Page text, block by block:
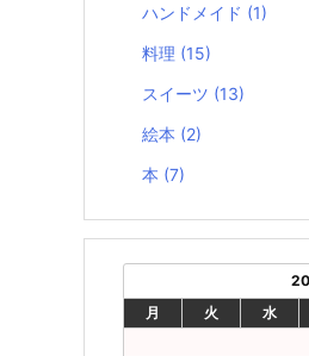
ハンドメイド (1)
料理 (15)
スイーツ (13)
絵本 (2)
本 (7)
月
火 水